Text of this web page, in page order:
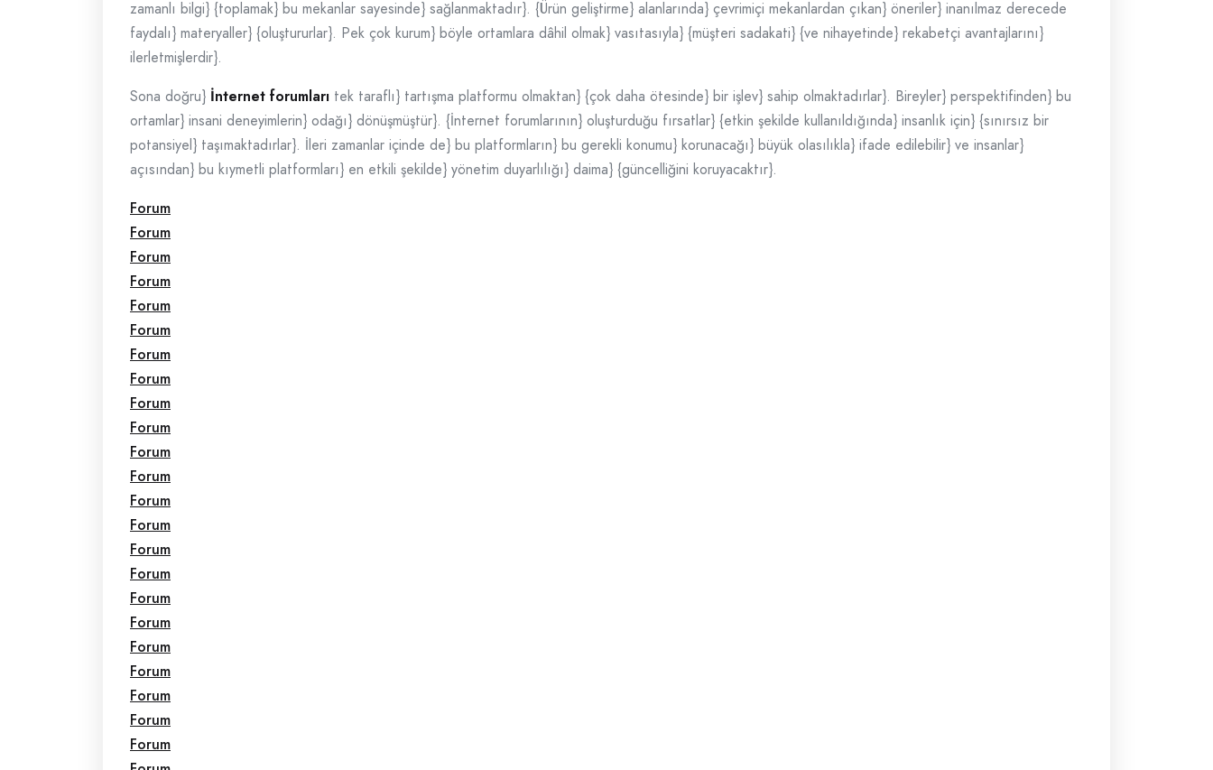
zamanlı bilgi} {toplamak} bu mekanlar sayesinde} sağlanmaktadır}. {Ürün geliştirme} alanlarında} çevrimiçi mekanlardan çıkan} öneriler} inanılmaz derecede
faydalı} materyaller} {oluştururlar}. Pek çok kurum} böyle ortamlara dâhil olmak} vasıtasıyla} {müşteri sadakati} {ve nihayetinde} rekabetçi avantajlarını}
ilerletmişlerdir}.
Sona doğru} İnternet forumları tek taraflı} tartışma platformu olmaktan} {çok daha ötesinde} bir işlev} sahip olmaktadırlar}. Bireyler} perspektifinden} bu
ortamlar} insani deneyimlerin} odağı} dönüşmüştür}. {İnternet forumlarının} oluşturduğu fırsatlar} {etkin şekilde kullanıldığında} insanlık için} {sınırsız bir
potansiyel} taşımaktadırlar}. İleri zamanlar içinde de} bu platformların} bu gerekli konumu} korunacağı} büyük olasılıkla} ifade edilebilir} ve insanlar}
açısından} bu kıymetli platformları} en etkili şekilde} yönetim duyarlılığı} daima} {güncelliğini koruyacaktır}.
Forum
Forum
Forum
Forum
Forum
Forum
Forum
Forum
Forum
Forum
Forum
Forum
Forum
Forum
Forum
Forum
Forum
Forum
Forum
Forum
Forum
Forum
Forum